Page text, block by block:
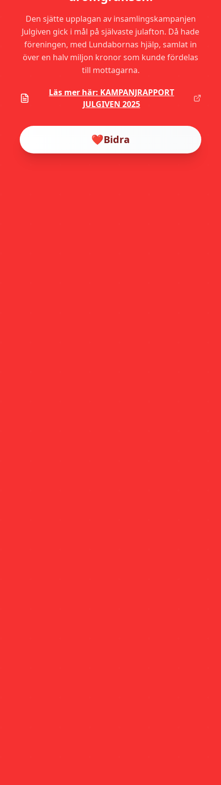
Den sjätte upplagan av insamlingskampanjen
Julgiven gick i mål på självaste julafton. Då hade
föreningen, med Lundabornas hjälp, samlat in
över en halv miljon kronor som kunde fördelas
till mottagarna.
Läs mer här: KAMPANJRAPPORT
JULGIVEN 2025
❤️Bidra